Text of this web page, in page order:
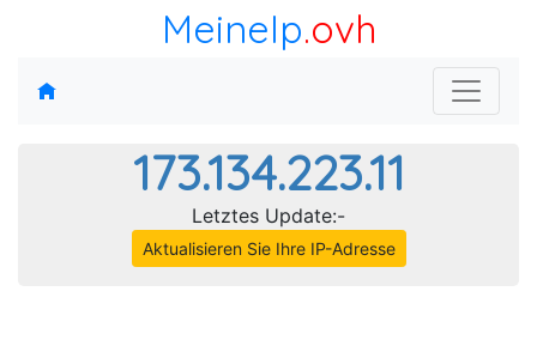
MeineIp.ovh
173.134.223.11
Letztes Update:-
Aktualisieren Sie Ihre IP-Adresse